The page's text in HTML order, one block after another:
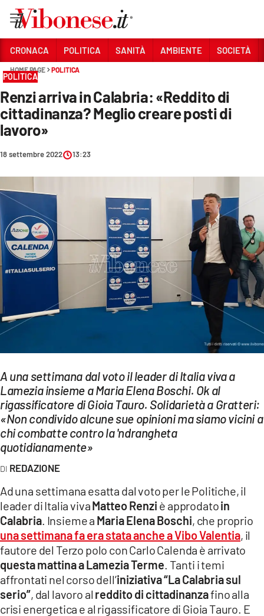
Sezioni
CRONACA
POLITICA
SOCIETÀ
CULTURA
ECONOMIA E LAVORO
EVENTI
LAC TV
LAC NETWORK
LAC ONAIR
LaC
Network
LACPLAY.IT
LACTV.IT
LACONAIR.IT
LACITYMAG.IT
ILREGGINO.IT
COSENZACHANNEL.IT
CRONACA POLITICA SANITÀ AMBIENTE SOCIETÀ
HOME PAGE POLITICA
POLITICA
Renzi arriva in Calabria: «Reddito di
cittadinanza? Meglio creare posti di
lavoro»
18 settembre 2022 13:23
A una settimana dal voto il leader di Italia viva a
Lamezia insieme a Maria Elena Boschi. Ok al
rigassificatore di Gioia Tauro. Solidarietà a Gratteri:
«Non condivido alcune sue opinioni ma siamo vicini a
chi combatte contro la 'ndrangheta
quotidianamente»
REDAZIONE
Ad una settimana esatta dal voto per le Politiche, il
leader di Italia vivaMatteo Renzi è approdatoin
Calabria . Insieme a Maria Elena Boschi, che proprio
una settimana fa era stata anche a Vibo Valentia, il
fautore del Terzo polo con Carlo Calenda è arrivato
questa mattina a Lamezia Terme . Tanti i temi
affrontati nel corso dell’iniziativa “La Calabria sul
serio”, dal lavoro al reddito di cittadinanzafino alla
crisi energetica e al rigassificatore di Gioia Tauro. E